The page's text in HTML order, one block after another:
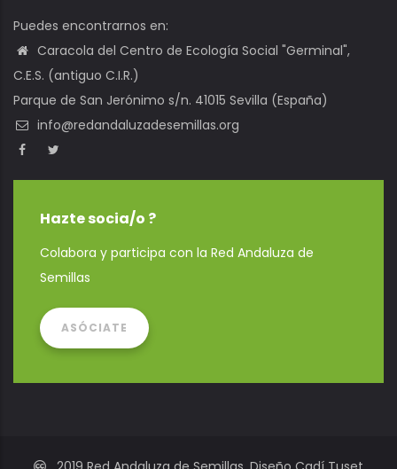
Puedes encontrarnos en:
Caracola del Centro de Ecología Social "Germinal",
C.E.S. (antiguo C.I.R.)
Parque de San Jerónimo s/n. 41015 Sevilla (España)
info@redandaluzadesemillas.org
Hazte socia/o ?
Colabora y participa con la Red Andaluza de
Semillas
ASÓCIATE